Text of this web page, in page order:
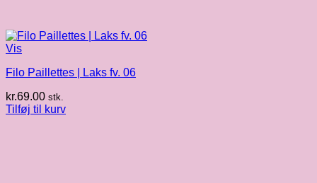
Vis
Filo Paillettes | Laks fv. 06
kr.69.00 stk.
Tilføj til kurv